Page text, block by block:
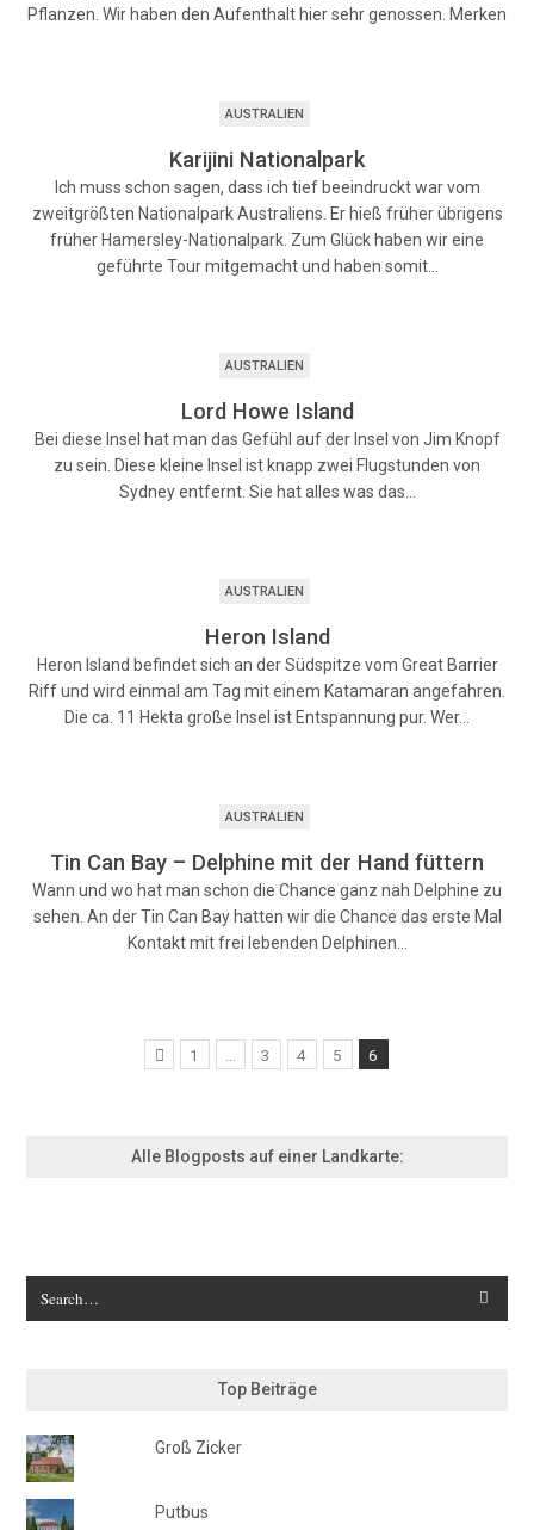
Pflanzen. Wir haben den Aufenthalt hier sehr genossen. Merken
AUSTRALIEN
Karijini Nationalpark
Ich muss schon sagen, dass ich tief beeindruckt war vom
zweitgrößten Nationalpark Australiens. Er hieß früher übrigens
früher Hamersley-Nationalpark. Zum Glück haben wir eine
geführte Tour mitgemacht und haben somit…
AUSTRALIEN
Lord Howe Island
Bei diese Insel hat man das Gefühl auf der Insel von Jim Knopf
zu sein. Diese kleine Insel ist knapp zwei Flugstunden von
Sydney entfernt. Sie hat alles was das…
AUSTRALIEN
Heron Island
Heron Island befindet sich an der Südspitze vom Great Barrier
Riff und wird einmal am Tag mit einem Katamaran angefahren.
Die ca. 11 Hekta große Insel ist Entspannung pur. Wer…
AUSTRALIEN
Tin Can Bay – Delphine mit der Hand füttern
Wann und wo hat man schon die Chance ganz nah Delphine zu
sehen. An der Tin Can Bay hatten wir die Chance das erste Mal
Kontakt mit frei lebenden Delphinen…
1 3 4 5 6
Alle Blogposts auf einer Landkarte:
Top Beiträge
Groß Zicker
Putbus